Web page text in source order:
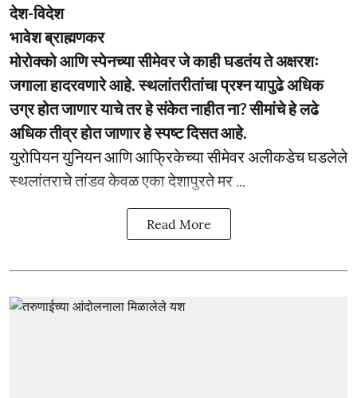
देश-विदेश
भावेश ब्राह्मणकर
मोरोक्को आणि स्पेनच्या सीमेवर जे काही घडतंय ते अक्षरशः
जगाला हादरवणारे आहे. स्थलांतरीतांचा प्रश्न यापुढे अधिक
उग्र होत जाणार याचे तर हे संकेत नाहीत ना? सीमांचे हे लढे
अधिक तीव्र होत जाणार हे स्पष्ट दिसत आहे.
युरोपियन युनियन आणि आफ्रिकेच्या सीमेवर अलीकडेच घडलेले
स्थलांतराचे तांडव केवळ एका देशापुरते मर ...
Read More